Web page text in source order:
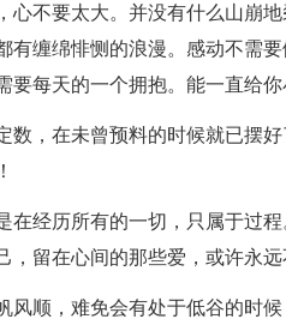
心不要太大。并没有什么山崩
有缠绵悱恻的浪漫。感动不需
要每天的一个拥抱。能一直给你
数，在未曾预料的时候就已摆
在经历所有的一切，只属于过
，留在心间的那些爱，或许永远
风顺，难免会有处于低谷的时